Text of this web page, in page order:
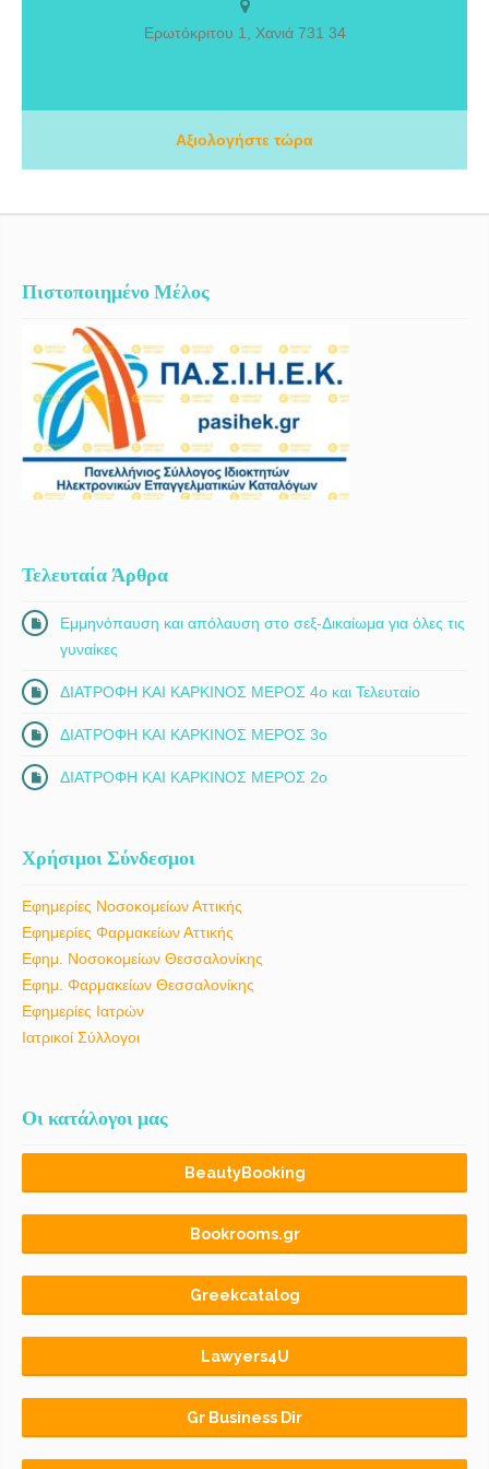
Αποτελεσματικού Γονέα στην «Gordon Hellas»., Εκπαιδεύτηκα (tr)
παιχνιδιού και δημιουργικότητας στην «Play Therapy Greece».,
Εκπαιδεύτηκα στη Συστημική Θεραπεία Ζεύγους, στο «Ινστιτούτο
Συστημικής Θεραπείας Θεσσαλονίκης».
Ερωτόκριτου 1, Χανιά 731 34
Αξιολογήστε τώρα
Πιστοποιημένο Μέλος
Τελευταία Άρθρα
Εμμηνόπαυση και απόλαυση στο σεξ-Δικαίωμα για όλες τις
γυναίκες
ΔΙΑΤΡΟΦΗ ΚΑΙ ΚΑΡΚΙΝΟΣ ΜΕΡΟΣ 4ο και Τελευταίο
ΔΙΑΤΡΟΦΗ ΚΑΙ ΚΑΡΚΙΝΟΣ ΜΕΡΟΣ 3ο
ΔΙΑΤΡΟΦΗ ΚΑΙ ΚΑΡΚΙΝΟΣ ΜΕΡΟΣ 2ο
Χρήσιμοι Σύνδεσμοι
Εφημερίες Νοσοκομείων Αττικής
Εφημερίες Φαρμακείων Αττικής
Εφημ. Νοσοκομείων Θεσσαλονίκης
Εφημ. Φαρμακείων Θεσσαλονίκης
Εφημερίες Ιατρών
Ιατρικοί Σύλλογοι
Οι κατάλογοι μας
BeautyBooking
Bookrooms.gr
Greekcatalog
Lawyers4U
Gr Business Dir